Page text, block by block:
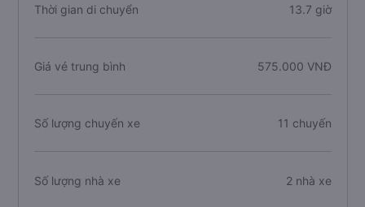
Thời gian di chuyển 13.7 giờ
Giá vé trung bình 575.000 VNĐ
Số lượng chuyến xe 11 chuyến
Số lượng nhà xe 2 nhà xe